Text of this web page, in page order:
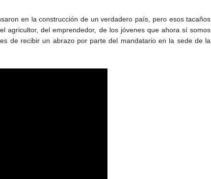
en la construcción de un verdadero país, pero esos tacaños
del emprendedor, de los jóvenes que ahora sí somos
de recibir un abrazo por parte del mandatario en la sede de la